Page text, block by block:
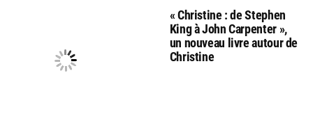
« Christine : de Stephen
King à John Carpenter »,
un nouveau livre autour de
Christine